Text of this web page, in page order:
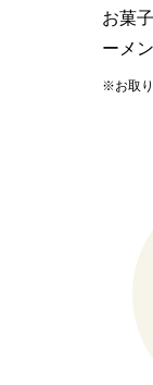
お菓
ーメ
※お取